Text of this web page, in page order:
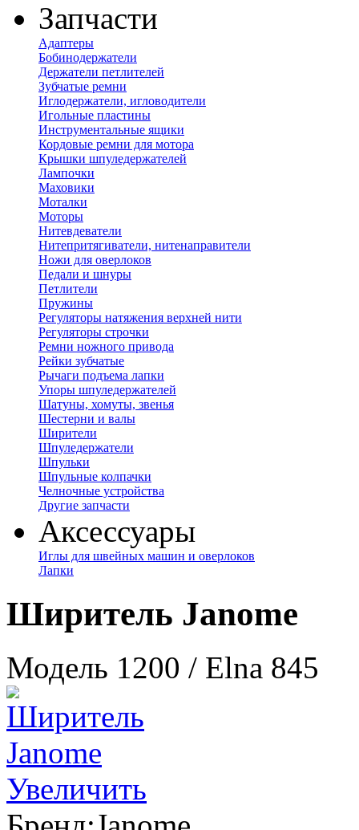
Запчасти
Адаптеры
Бобинодержатели
Держатели петлителей
Зубчатые ремни
Иглодержатели, игловодители
Игольные пластины
Инструментальные ящики
Кордовые ремни для мотора
Крышки шпуледержателей
Лампочки
Маховики
Моталки
Моторы
Нитевдеватели
Нитепритягиватели, нитенаправители
Ножи для оверлоков
Педали и шнуры
Петлители
Пружины
Регуляторы натяжения верхней нити
Регуляторы строчки
Ремни ножного привода
Рейки зубчатые
Рычаги подъема лапки
Упоры шпуледержателей
Шатуны, хомуты, звенья
Шестерни и валы
Ширители
Шпуледержатели
Шпульки
Шпульные колпачки
Челночные устройства
Другие запчасти
Аксессуары
Иглы для швейных машин и оверлоков
Лапки
Ширитель Janome
Модель 1200 / Elna 845
Увеличить